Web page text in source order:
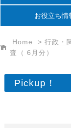
お役立ち情
Home > 行政・
査（ 6月分）
Pickup！